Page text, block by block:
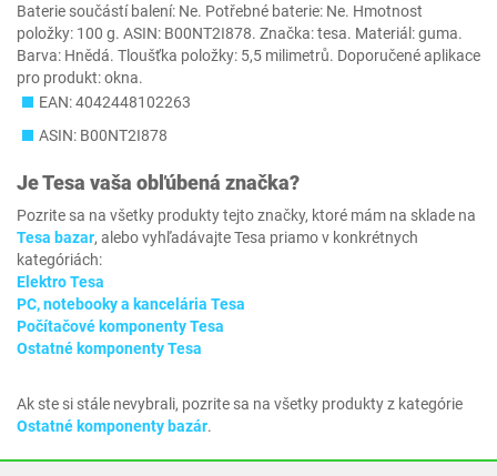
Baterie součástí balení: Ne. Potřebné baterie: Ne. Hmotnost
položky: 100 g. ASIN: B00NT2I878. Značka: tesa. Materiál: guma.
Barva: Hnědá. Tloušťka položky: 5,5 milimetrů. Doporučené aplikace
pro produkt: okna.
EAN: 4042448102263
ASIN: B00NT2I878
JeTesa vaša obľúbená značka?
Pozrite sa na všetky produkty tejto značky, ktoré mám na sklade na
Tesa bazar, alebo vyhľadávajte Tesa priamo v konkrétnych
kategóriách:
Elektro Tesa
PC, notebooky a kancelária Tesa
Počítačové komponenty Tesa
Ostatné komponenty Tesa
Ak ste si stále nevybrali, pozrite sa na všetky produkty z kategórie
Ostatné komponenty bazár.